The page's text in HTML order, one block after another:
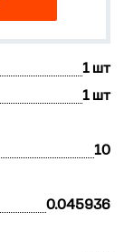
1 шт
1 шт
10
0.045936